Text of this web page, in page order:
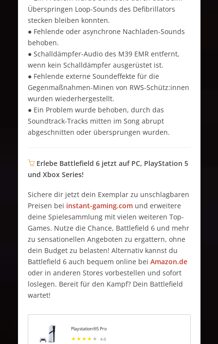
Überspringen Loop-Sounds des Defibrillators
stecken bleiben konnten.
● Fehlende oder asynchrone Nachladen-Sounds
behoben.
● Schalldämpfer-Audio des M39 EMR entfernt,
wenn kein Schalldämpfer ausgerüstet ist.
● Fehlende externe Soundeffekte für die
Gegenmaßnahmen-Minen von RWS-Schütz:innen
wurden wiederhergestellt.
● Ein Problem wurde behoben, durch das
Soundtrack-Tracks mitten im Song abrupt
abgeschnitten oder übersprungen wurden.
Erlebe Battlefield 6 jetzt auf PC, PlayStation 5
und Xbox Series!
Sichere dir jetzt dein Exemplar zu unschlagbaren
Preisen bei instant-gaming.comund erweitere
deine Spielesammlung mit vielen weiteren Top-
Games. Nutze die Chance, Battlefield 6 und mehr
zu sensationellen Angeboten zu ergattern, ohne
dein Budget zu belasten! Alternativ kannst du
Battlefield 6 auch bequem online bei Amazon.de
oder in anderen Stores vorbestellen und sofort
loslegen. Bereit für den Kampf? Dein Battlefield
wartet!
Playstation®5 Pro
4.0